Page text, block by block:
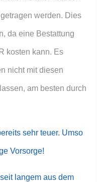
werden. Dies
da eine Bestattung
kosten kann. Es
nicht mit diesen
am besten durch
sehr teuer. Umso
Vorsorge!
langem aus dem